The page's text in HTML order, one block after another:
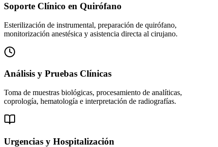
Soporte Clínico en Quirófano
Esterilización de instrumental, preparación de quirófano,
monitorización anestésica y asistencia directa al cirujano.
Análisis y Pruebas Clínicas
Toma de muestras biológicas, procesamiento de analíticas,
coprología, hematología e interpretación de radiografías.
Urgencias y Hospitalización